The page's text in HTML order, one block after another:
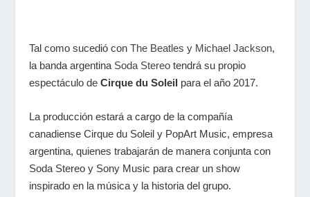
Tal como sucedió conThe Beatles y Michael Jackson,
la banda argentina Soda Stereo tendrá su propio
espectáculo deCirque du Soleil para el año 2017.
La producción estará a cargo de la compañía
canadiense Cirque du Soleil y PopArt Music, empresa
argentina, quienes trabajarán de manera conjunta con
Soda Stereo y Sony Music para crear un show
inspirado en la música y la historia del grupo.